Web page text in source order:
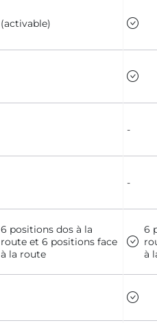
(activable)
-
-
6 positions dos à la
route et 6 positions face
à la route
6
à